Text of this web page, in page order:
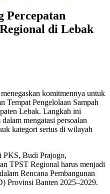
Percepatan
di Lebak
komitmennya untuk
Tempat Pengelolaan Sampah
Lebak. Langkah ini
mengatasi persoalan
kategori serius di wilayah
PKS, Budi Prajogo,
TPST Regional harus menjadi
Rencana Pembangunan
Provinsi Banten 2025–2029.